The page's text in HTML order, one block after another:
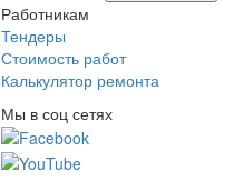
Работникам
Тендеры
Стоимость работ
Калькулятор ремонта
Мы в соц сетях